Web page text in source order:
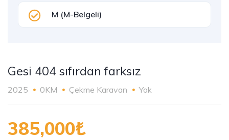
M (M-Belgeli)
Gesi 404 sıfırdan farksız
2025 0KM Çekme Karavan Yok
385,000₺